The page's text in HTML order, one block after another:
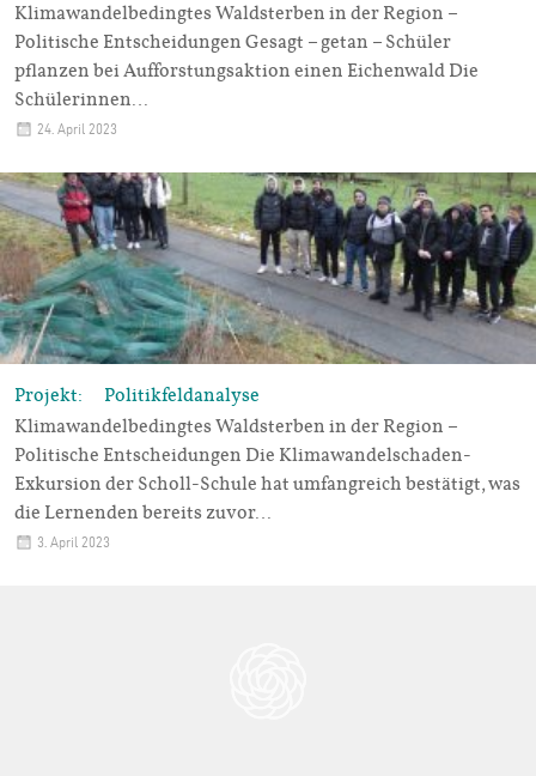
Klimawandelbedingtes Waldsterben in der Region –
Politische Entscheidungen Gesagt – getan – Schüler
pflanzen bei Aufforstungsaktion einen Eichenwald Die
Schülerinnen…
24. April 2023
Projekt: Politikfeldanalyse
Klimawandelbedingtes Waldsterben in der Region –
Politische Entscheidungen Die Klimawandelschaden-
Exkursion der Scholl-Schule hat umfangreich bestätigt, was
die Lernenden bereits zuvor…
3. April 2023